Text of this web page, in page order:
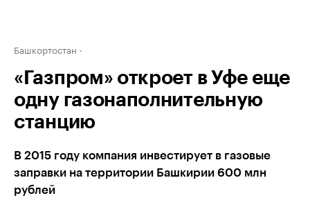
Башкортостан
«Газпром» откроет в Уфе еще
одну газонаполнительную
станцию
В 2015 году компания инвестирует в газовые
заправки на территории Башкирии 600 млн
рублей